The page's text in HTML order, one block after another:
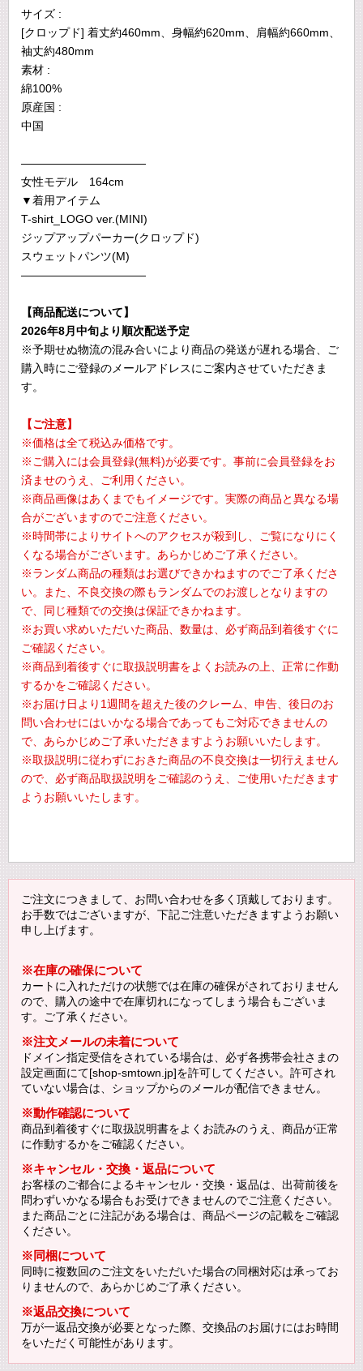
サイズ :
[クロップド] 着丈約460mm、身幅約620mm、肩幅約660mm、
袖丈約480mm
素材 :
綿100%
原産国 :
中国
———————————
女性モデル 164cm
▼着用アイテム
T-shirt_LOGO ver.(MINI)
ジップアップパーカー(クロップド)
スウェットパンツ(M)
———————————
【商品配送について】
2026年8月中旬より順次配送予定
※予期せぬ物流の混み合いにより商品の発送が遅れる場合、ご
購入時にご登録のメールアドレスにご案内させていただきま
す。
【ご注意】
※価格は全て税込み価格です。
※ご購入には会員登録(無料)が必要です。事前に会員登録をお
済ませのうえ、ご利用ください。
※商品画像はあくまでもイメージです。実際の商品と異なる場
合がございますのでご注意ください。
※時間帯によりサイトへのアクセスが殺到し、ご覧になりにく
くなる場合がございます。あらかじめご了承ください。
※ランダム商品の種類はお選びできかねますのでご了承くださ
い。また、不良交換の際もランダムでのお渡しとなりますの
で、同じ種類での交換は保証できかねます。
※お買い求めいただいた商品、数量は、必ず商品到着後すぐに
ご確認ください。
※商品到着後すぐに取扱説明書をよくお読みの上、正常に作動
するかをご確認ください。
※お届け日より1週間を超えた後のクレーム、申告、後日のお
問い合わせにはいかなる場合であってもご対応できませんの
で、あらかじめご了承いただきますようお願いいたします。
※取扱説明に従わずにおきた商品の不良交換は一切行えません
ので、必ず商品取扱説明をご確認のうえ、ご使用いただきます
ようお願いいたします。
ご注文につきまして、お問い合わせを多く頂戴しております。
お手数ではございますが、下記ご注意いただきますようお願い
申し上げます。
※在庫の確保について
カートに入れただけの状態では在庫の確保がされておりません
ので、購入の途中で在庫切れになってしまう場合もございま
す。ご了承ください。
※注文メールの未着について
ドメイン指定受信をされている場合は、必ず各携帯会社さまの
設定画面にて[shop-smtown.jp]を許可してください。許可され
ていない場合は、ショップからのメールが配信できません。
※動作確認について
商品到着後すぐに取扱説明書をよくお読みのうえ、商品が正常
に作動するかをご確認ください。
※キャンセル・交換・返品について
お客様のご都合によるキャンセル・交換・返品は、出荷前後を
問わずいかなる場合もお受けできませんのでご注意ください。
また商品ごとに注記がある場合は、商品ページの記載をご確認
ください。
※同梱について
同時に複数回のご注文をいただいた場合の同梱対応は承ってお
りませんので、あらかじめご了承ください。
※返品交換について
万が一返品交換が必要となった際、交換品のお届けにはお時間
をいただく可能性があります。